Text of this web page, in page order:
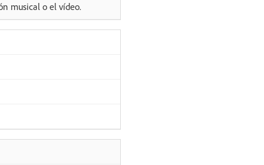
musical o el vídeo.